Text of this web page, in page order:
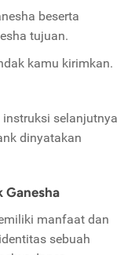
beserta
tujuan.
kamu kirimkan.
selanjutnya
dinyatakan
Ganesha
manfaat dan
sebuah